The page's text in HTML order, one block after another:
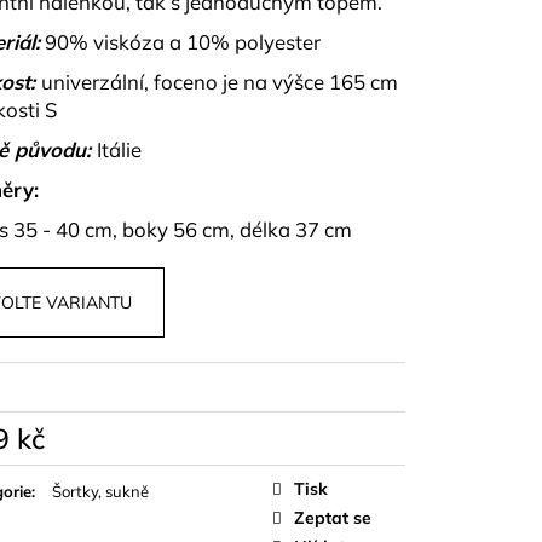
90% viskóza a 10% polyester
univerzální, foceno je na výšce 165 cm
S
původu: Itálie
35 - 40 cm, boky 56 cm, délka 37 cm
VARIANTU
kč
: Šortky, sukně
Tisk
Zeptat se
A KALHOT S